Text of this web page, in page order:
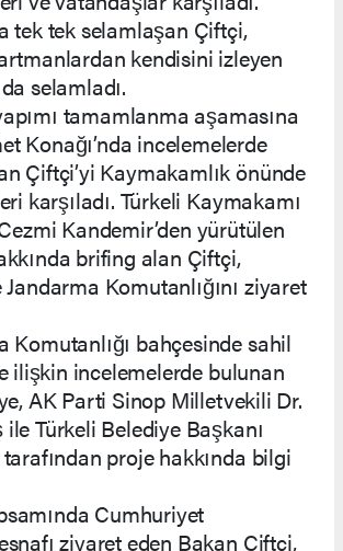
tek tek selamlaşan Çiftçi,
kendisini izleyen
selamladı.
tamamlanma aşamasına
Konağı’nda incelemelerde
Çiftçi’yi Kaymakamlık önünde
karşıladı. Türkeli Kaymakamı
Kandemir’den yürütülen
brifing alan Çiftçi,
Komutanlığını ziyaret
Komutanlığı bahçesinde sahil
ilişkin incelemelerde bulunan
AK Parti Sinop Milletvekili Dr.
Türkeli Belediye Başkanı
proje hakkında bilgi
Cumhuriyet
ziyaret eden Bakan Çiftçi,